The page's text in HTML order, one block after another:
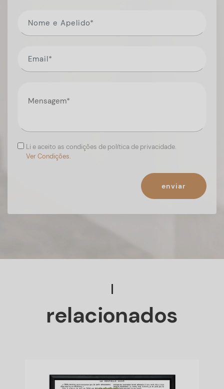
Li e aceito as condições de política de privacidade.
Ver Condições.
enviar
relacionados